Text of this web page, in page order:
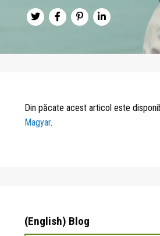
Din păcate acest articol este
Magyar.
(English) Blog